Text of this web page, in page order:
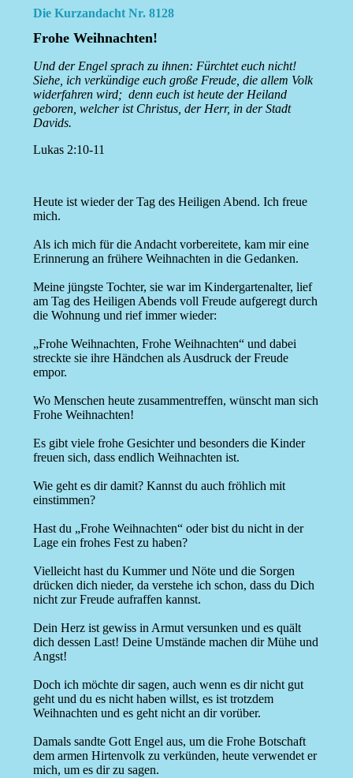
Die Kurzandacht Nr. 8128
Frohe Weihnachten!
Und der Engel sprach zu ihnen: Fürchtet euch nicht!
Siehe, ich verkündige euch große Freude, die allem Volk
widerfahren wird; denn euch ist heute der Heiland
geboren, welcher ist Christus, der Herr, in der Stadt
Davids.
Lukas 2:10-11
Heute ist wieder der Tag des Heiligen Abend. Ich freue
mich.
Als ich mich für die Andacht vorbereitete, kam mir eine
Erinnerung an frühere Weihnachten in die Gedanken.
Meine jüngste Tochter, sie war im Kindergartenalter, lief
am Tag des Heiligen Abends voll Freude aufgeregt durch
die Wohnung und rief immer wieder:
„Frohe Weihnachten, Frohe Weihnachten“ und dabei
streckte sie ihre Händchen als Ausdruck der Freude
empor.
Wo Menschen heute zusammentreffen, wünscht man sich
Frohe Weihnachten!
Es gibt viele frohe Gesichter und besonders die Kinder
freuen sich, dass endlich Weihnachten ist.
Wie geht es dir damit? Kannst du auch fröhlich mit
einstimmen?
Hast du „Frohe Weihnachten“ oder bist du nicht in der
Lage ein frohes Fest zu haben?
Vielleicht hast du Kummer und Nöte und die Sorgen
drücken dich nieder, da verstehe ich schon, dass du Dich
nicht zur Freude aufraffen kannst.
Dein Herz ist gewiss in Armut versunken und es quält
dich dessen Last! Deine Umstände machen dir Mühe und
Angst!
Doch ich möchte dir sagen, auch wenn es dir nicht gut
geht und du es nicht haben willst, es ist trotzdem
Weihnachten und es geht nicht an dir vorüber.
Damals sandte Gott Engel aus, um die Frohe Botschaft
dem armen Hirtenvolk zu verkünden, heute verwendet er
mich, um es dir zu sagen.